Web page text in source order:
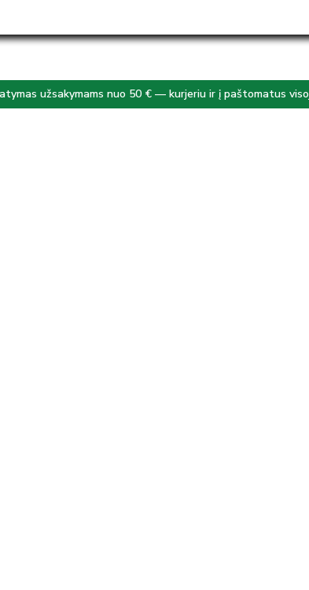
užsakymams nuo 50 € — kurjeriu ir į paštomatus